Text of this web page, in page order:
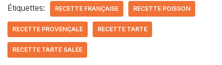
Étiquettes: RECETTE FRANÇAISE RECETTE POISSON
RECETTE PROVENÇALE RECETTE TARTE
RECETTE TARTE SALÉE